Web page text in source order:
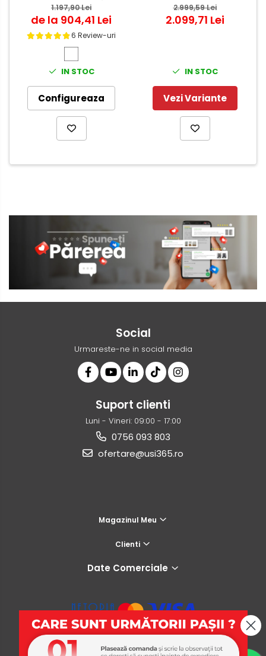
1.197,90 Lei
de la 904,41 Lei
6 Review-uri
IN STOC
Configureaza
Alb - miez PAL Tubular
2.999,59 Lei
2.099,71 Lei
IN STOC
Vezi Variante
Social
Urmareste-ne in social media
Suport clienti
Luni - Vineri: 09:00 - 17:00
0756 093 803
ofertare@usi365.ro
Magazinul Meu
Clienti
Date Comerciale